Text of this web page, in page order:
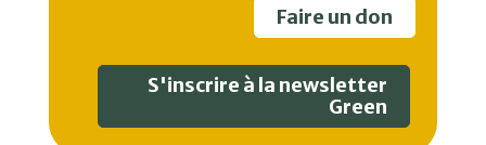
Faire un don
S'inscrire à la newsletter
Green